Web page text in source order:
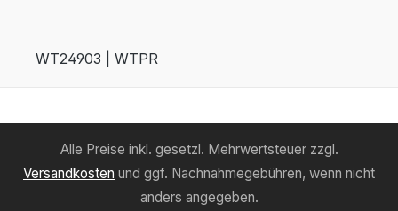
WT24903 | WTPR
Alle Preise inkl. gesetzl. Mehrwertsteuer zzgl.
Versandkosten und ggf. Nachnahmegebühren, wenn nicht
anders angegeben.